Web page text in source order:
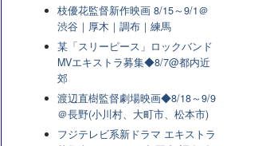
枝優花監督新作映画 8/15～9/1＠
渋谷｜厚木｜調布｜練馬
某「スリーピース」ロックバンド
MVエキストラ募集◆8/7@都内近
郊
渡辺直樹監督劇場映画◆8/18～9/9
＠長野(小川村、大町市、松本市)
フジテレビ系新ドラマ エキストラ